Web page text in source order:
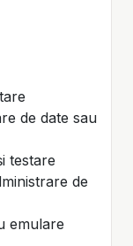
de date sau
testare
de
emulare